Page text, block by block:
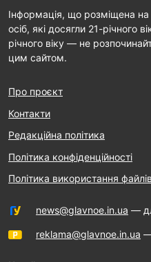
Інформація, що розміщена
осіб, які досягли 21-річного
річного віку — не
цим сайтом.
Про проєкт
Контакти
Редакційна політика
Політика конфіденційності
Політика використання
news@glavnoe.in.ua —
reklama@glavnoe.in.ua —